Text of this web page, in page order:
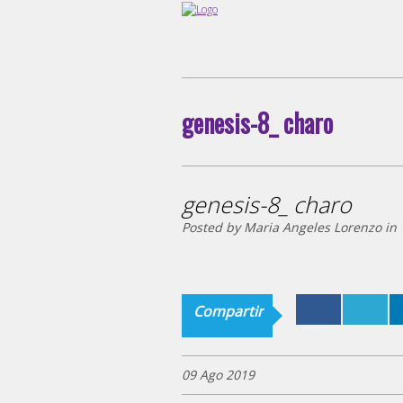
genesis-8_ charo
genesis-8_ charo
Posted by Maria Angeles Lorenzo in
Compartir
09 Ago 2019